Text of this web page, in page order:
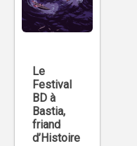
Le
Festival
BD à
Bastia,
friand
d’Histoire